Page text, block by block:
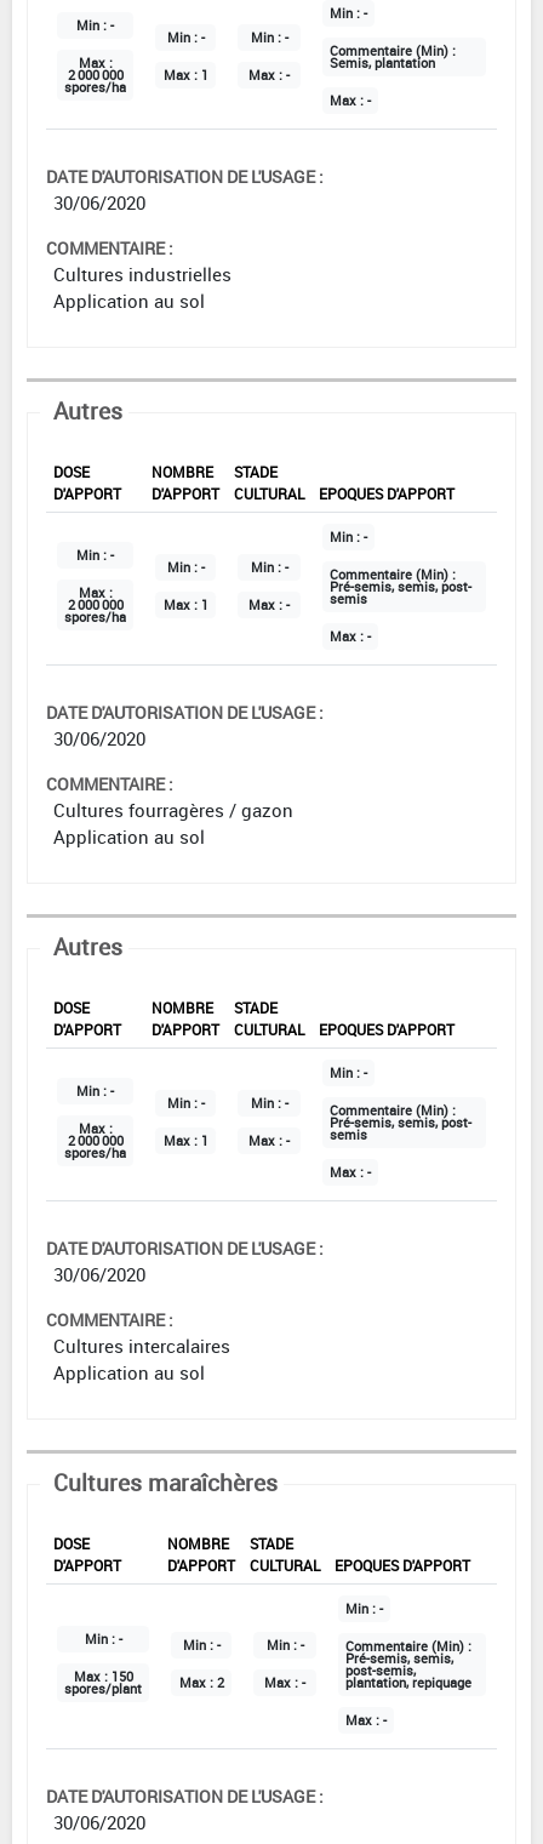
Min : -
Max :
2 000 000
spores/ha
Min : -
Max : 1
Min : -
Max : -
Min : -
Commentaire (Min) :
Semis, plantation
Max : -
DATE D'AUTORISATION DE L'USAGE :
30/06/2020
COMMENTAIRE :
Cultures industrielles
Application au sol
Autres
DOSE
D'APPORT
NOMBRE
D'APPORT
STADE
CULTURAL
EPOQUES D'APPORT
Min : -
Max :
2 000 000
spores/ha
Min : -
Max : 1
Min : -
Max : -
Min : -
Commentaire (Min) :
Pré-semis, semis, post-
semis
Max : -
DATE D'AUTORISATION DE L'USAGE :
30/06/2020
COMMENTAIRE :
Cultures fourragères / gazon
Application au sol
Autres
DOSE
D'APPORT
NOMBRE
D'APPORT
STADE
CULTURAL
EPOQUES D'APPORT
Min : -
Max :
2 000 000
spores/ha
Min : -
Max : 1
Min : -
Max : -
Min : -
Commentaire (Min) :
Pré-semis, semis, post-
semis
Max : -
DATE D'AUTORISATION DE L'USAGE :
30/06/2020
COMMENTAIRE :
Cultures intercalaires
Application au sol
Cultures maraîchères
DOSE
D'APPORT
NOMBRE
D'APPORT
STADE
CULTURAL
EPOQUES D'APPORT
Min : -
Max : 150
spores/plant
Min : -
Max : 2
Min : -
Max : -
Min : -
Commentaire (Min) :
Pré-semis, semis,
post-semis,
plantation, repiquage
Max : -
DATE D'AUTORISATION DE L'USAGE :
30/06/2020